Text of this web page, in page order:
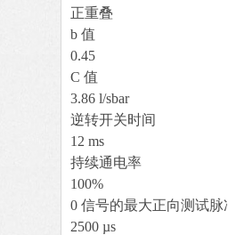
正重叠
b 值
0.45
C 值
3.86 l/sbar
逆转开关时间
12 ms
持续通电率
100%
0 信号的最大正向测试脉
2500 µs